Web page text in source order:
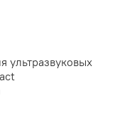
ультразвуковых